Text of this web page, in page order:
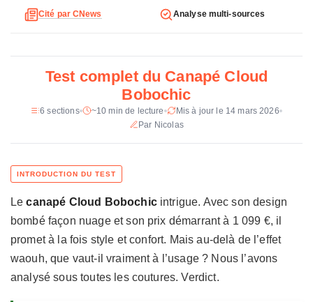
h
n
a
p
é
o
u
Confort
Mousse haute résilience 30
Structure
Bois massif (pin, hêtre, épicéa) et
panneaux de particules
Dimensions (droit fixe)
232 x 112 x 75 cm - assise : 162
x 66 x 43 cm
Pieds Plastique, hauteur 3 cm
Coloris
Beige, gris clair, gris foncé, bleu
foncé, vert, orange, rose
Déhoussable
Cité par CNews Analyse multi-sources
Test complet du Canapé Cloud
Bobochic
6 sections ~10 min de lecture
Mis à jour le 14 mars 2026
Par Nicolas
Lecanapé Cloud Bobochicintrigue. Avec son design
bombé façon nuage et son prix démarrant à 1 099 €, il
promet à la fois style et confort. Mais au-delà de l’effet
waouh, que vaut-il vraiment à l’usage ? Nous l’avons
analysé sous toutes les coutures. Verdict.